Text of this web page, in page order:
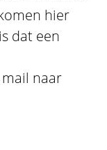
hier
dat een
naar